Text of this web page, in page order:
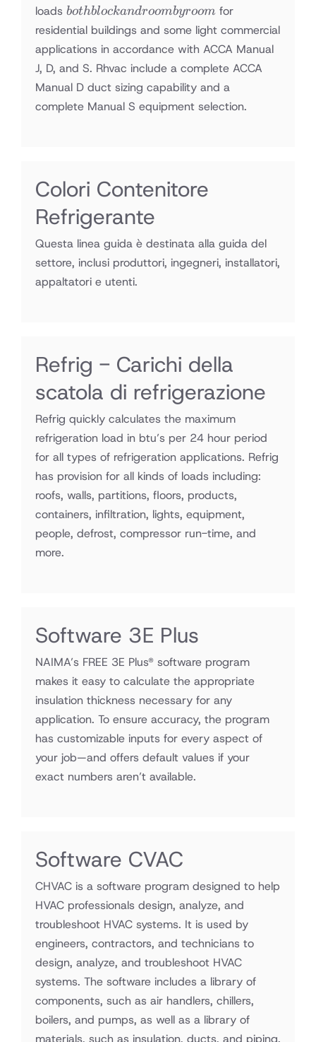
loads both
block
and
room
by
room
bothblockandroombyroom for
residential buildings and some light commercial
applications in accordance with ACCA Manual
J, D, and S. Rhvac include a complete ACCA
Manual D duct sizing capability and a
complete Manual S equipment selection.
Colori Contenitore
Refrigerante
Questa linea guida è destinata alla guida del
settore, inclusi produttori, ingegneri, installatori,
appaltatori e utenti.
Refrig - Carichi della
scatola di refrigerazione
Refrig quickly calculates the maximum
refrigeration load in btu’s per 24 hour period
for all types of refrigeration applications. Refrig
has provision for all kinds of loads including:
roofs, walls, partitions, floors, products,
containers, infiltration, lights, equipment,
people, defrost, compressor run-time, and
more.
Software 3E Plus
NAIMA’s FREE 3E Plus® software program
makes it easy to calculate the appropriate
insulation thickness necessary for any
application. To ensure accuracy, the program
has customizable inputs for every aspect of
your job—and offers default values if your
exact numbers aren’t available.
Software CVAC
CHVAC is a software program designed to help
HVAC professionals design, analyze, and
troubleshoot HVAC systems. It is used by
engineers, contractors, and technicians to
design, analyze, and troubleshoot HVAC
systems. The software includes a library of
components, such as air handlers, chillers,
boilers, and pumps, as well as a library of
materials, such as insulation, ducts, and piping.